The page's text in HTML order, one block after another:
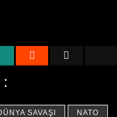
SAVAŞI
NATO